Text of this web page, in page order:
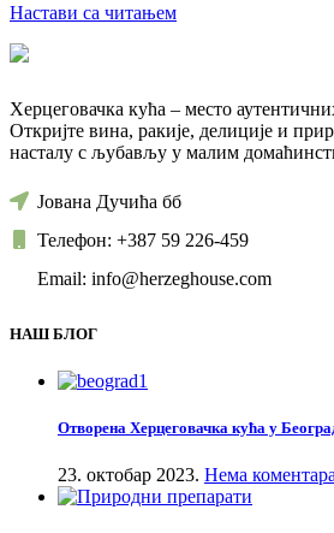
Настави са читањем
Херцеговачка кућа – место
Откријте вина, ракије, делиције и
насталу с љубављу у малим
Јована Дучића бб
Телефон: +387 59 226-459
Email: info@herzeghouse.com
НАШ БЛОГ
Отворена Херцеговачка кућа у
23. октобар 2023. Нема